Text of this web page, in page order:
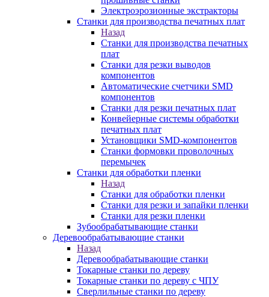
Электроэрозионные экстракторы
Станки для производства печатных плат
Назад
Станки для производства печатных
плат
Станки для резки выводов
компонентов
Автоматические счетчики SMD
компонентов
Станки для резки печатных плат
Конвейерные системы обработки
печатных плат
Установщики SMD-компонентов
Станки формовки проволочных
перемычек
Станки для обработки пленки
Назад
Станки для обработки пленки
Станки для резки и запайки пленки
Станки для резки пленки
Зубообрабатывающие станки
Деревообрабатывающие станки
Назад
Деревообрабатывающие станки
Токарные станки по дереву
Токарные станки по дереву с ЧПУ
Сверлильные станки по дереву